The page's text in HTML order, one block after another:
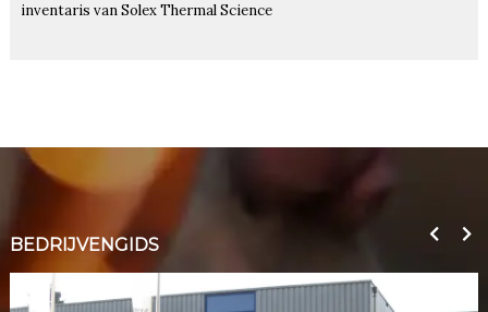
inventaris van Solex Thermal Science
BEDRIJVENGIDS